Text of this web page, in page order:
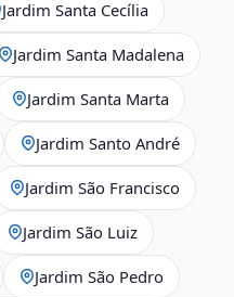
Jardim Santa Cecília
Jardim Santa Madalena
Jardim Santa Marta
Jardim Santo André
Jardim São Francisco
Jardim São Luiz
Jardim São Pedro